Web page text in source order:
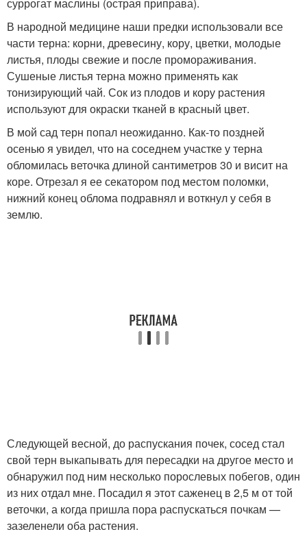
В народной медицине наши предки использовали все
части терна: корни, древесину, кору, цветки, молодые
листья, плоды свежие и после промораживания.
Сушеные листья терна можно применять как
тонизирующий чай. Сок из плодов и кору растения
используют для окраски тканей в красный цвет.
В мой сад терн попал неожиданно. Как-то поздней
осенью я увидел, что на соседнем участке у терна
обломилась веточка длиной сантиметров 30 и висит на
коре. Отрезал я ее секатором под местом поломки,
нижний конец облома подравнял и воткнул у себя в
землю.
Следующей весной, до распускания почек, сосед стал
свой терн выкапывать для пересадки на другое место и
обнаружил под ним несколько порослевых побегов, один
из них отдал мне. Посадил я этот саженец в 2,5 м от той
веточки, а когда пришла пора распускаться почкам —
зазеленели оба растения.